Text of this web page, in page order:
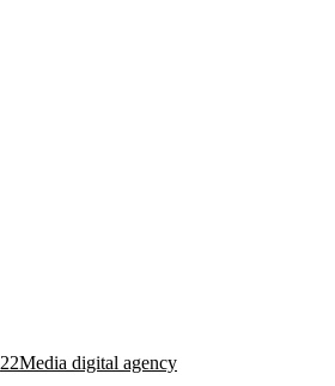
22Media digital agency